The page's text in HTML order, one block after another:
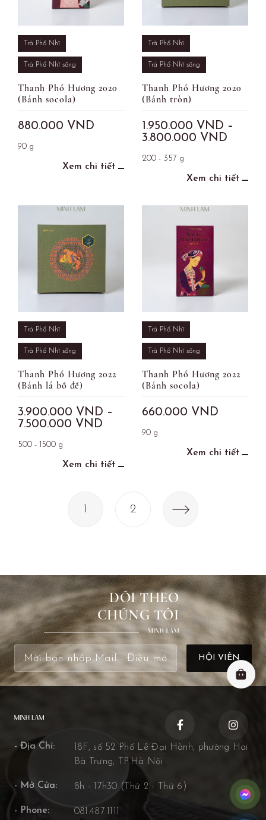
Trà Phổ Nhĩ
Trà Phổ Nhĩ sống
Thanh Phổ Hương 2020
(Bánh socola)
880.000 VND
90 g
Xem chi tiết
Trà Phổ Nhĩ
Trà Phổ Nhĩ sống
Thanh Phổ Hương 2020
(Bánh tròn)
1.950.000 VND –
3.800.000 VND
200 - 357 g
Xem chi tiết
Trà Phổ Nhĩ
Trà Phổ Nhĩ sống
Thanh Phổ Hương 2022
(Bánh lá bồ đề)
3.900.000 VND –
7.500.000 VND
500 - 1500 g
Xem chi tiết
Trà Phổ Nhĩ
Trà Phổ Nhĩ sống
Thanh Phổ Hương 2022
(Bánh socola)
660.000 VND
90 g
Xem chi tiết
1 2
DÕI THEO
CHÚNG TÔI
- Địa Chỉ:
18F, số 52 Phố Lê Đại Hành, phường Hai
Bà Trưng, TP.Hà Nội
- Mở Cửa: 8h - 17h30 (Thứ 2 - Thứ 6)
- Phone: 081.487.1111